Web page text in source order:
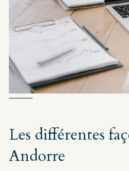
Les différentes
Andorre